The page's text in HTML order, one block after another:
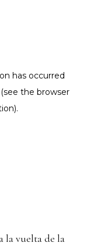
la vuelta de la